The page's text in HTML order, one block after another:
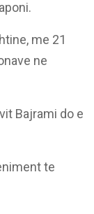
me 21
ne
Bajrami do e
te